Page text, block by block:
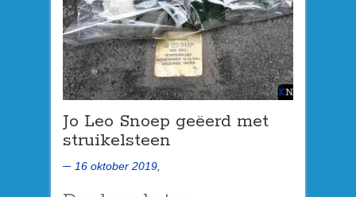
Jo Leo Snoep geëerd met
struikelsteen
16 oktober 2019,